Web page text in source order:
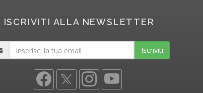
ISCRIVITI ALLA NEWSLETTER
Iscriviti